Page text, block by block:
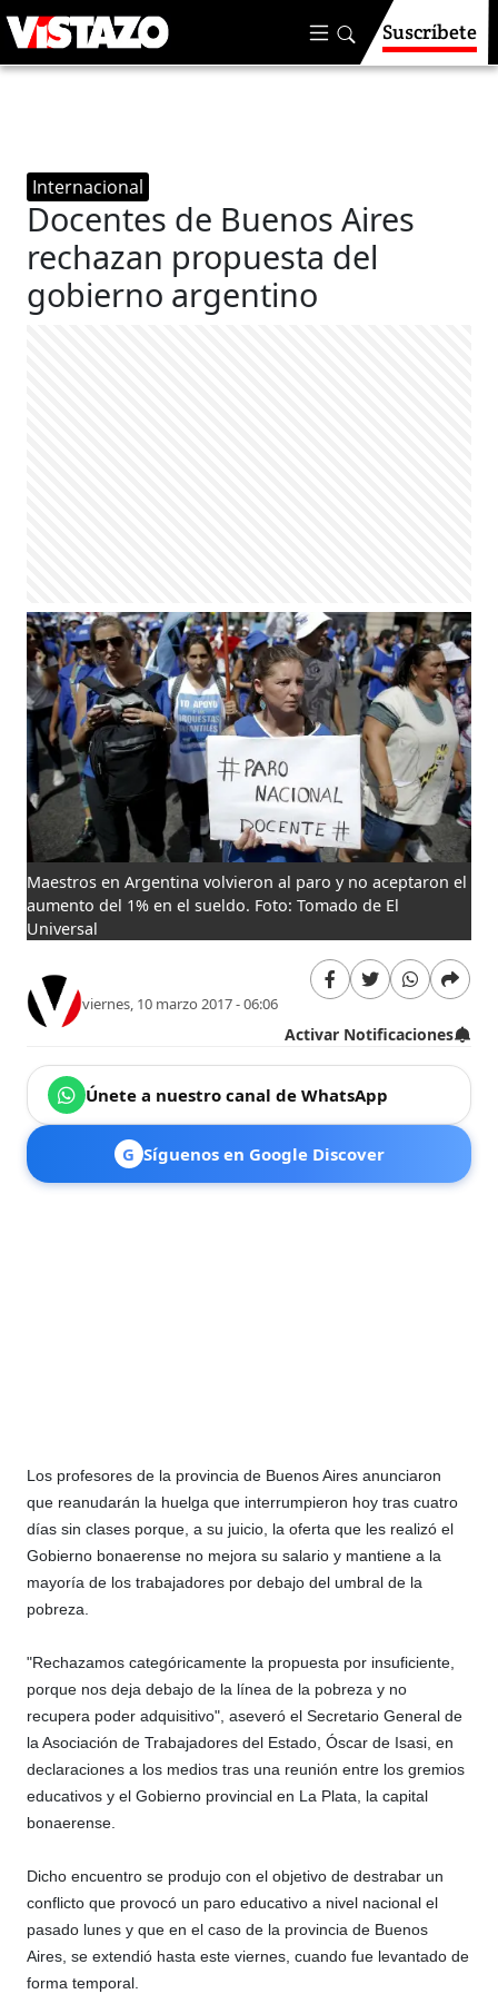
Suscríbete
Internacional
Docentes de Buenos Aires
rechazan propuesta del
gobierno argentino
Maestros en Argentina volvieron al paro y no aceptaron el
aumento del 1% en el sueldo. Foto: Tomado de El
Universal
viernes, 10 marzo 2017 - 06:06
Activar Notificaciones
Únete a nuestro canal de WhatsApp
G Síguenos en Google Discover
Los profesores de la provincia de Buenos Aires anunciaron
que reanudarán la huelga que interrumpieron hoy tras cuatro
días sin clases porque, a su juicio, la oferta que les realizó el
Gobierno bonaerense no mejora su salario y mantiene a la
mayoría de los trabajadores por debajo del umbral de la
pobreza.
"Rechazamos categóricamente la propuesta por insuficiente,
porque nos deja debajo de la línea de la pobreza y no
recupera poder adquisitivo", aseveró el Secretario General de
la Asociación de Trabajadores del Estado, Óscar de Isasi, en
declaraciones a los medios tras una reunión entre los gremios
educativos y el Gobierno provincial en La Plata, la capital
bonaerense.
Dicho encuentro se produjo con el objetivo de destrabar un
conflicto que provocó un paro educativo a nivel nacional el
pasado lunes y que en el caso de la provincia de Buenos
Aires, se extendió hasta este viernes, cuando fue levantado de
forma temporal.